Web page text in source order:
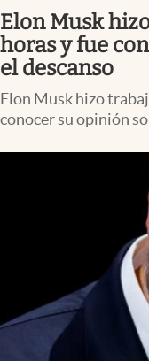
Columnistas
Otras secciones
Infotechnology
Clase
Eventos Corporativos
El Cronista Studio
Mediakit
abre en nueva pestaña
Elon Musk
horas y fue
el descanso
Elon Musk hizo
conocer su opinión